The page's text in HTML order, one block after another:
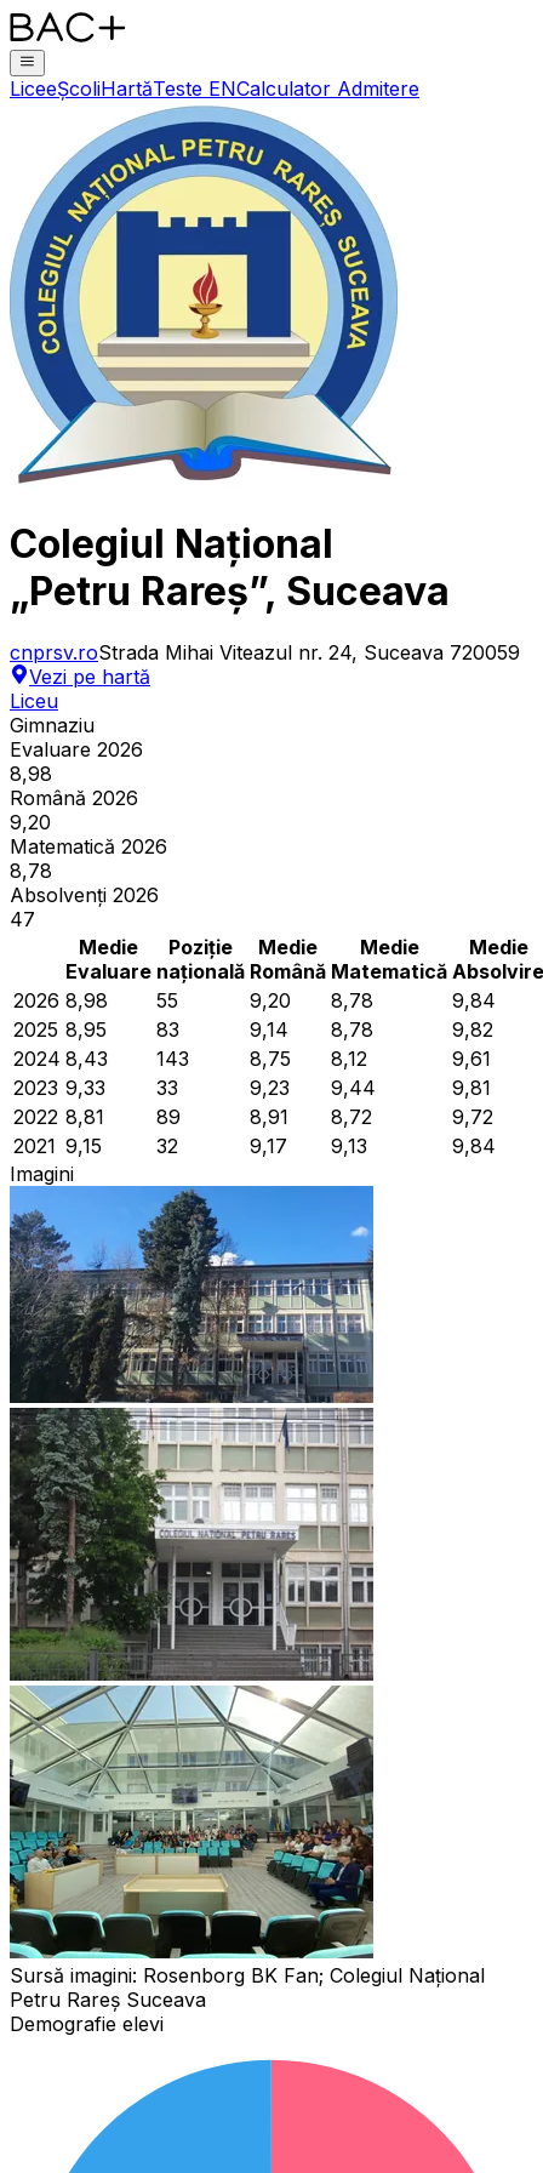
LiceeȘcoliHartăTeste ENCalculator Admitere
Colegiul Național
„Petru Rareș”, Suceava
cnprsv.roStrada Mihai Viteazul nr. 24, Suceava 720059
Vezi pe hartă
Liceu
Gimnaziu
Evaluare 2026
8,98
Română 2026
9,20
Matematică 2026
8,78
Absolvenți 2026
47
Medie
Evaluare
Poziție
națională
Medie
Română
Medie
Matematică
Medie
Absolvire
2026 8,98 55 9,20 8,78
9,84
2025 8,95 83 9,14 8,78
9,82
2024 8,43 143 8,75 8,12
9,61
2023 9,33 33 9,23 9,44
9,81
2022 8,81 89 8,91 8,72
9,72
2021 9,15 32 9,17 9,13
9,84
Imagini
Sursă imagini: Rosenborg BK Fan; Colegiul Național
Petru Rareș Suceava
Demografie elevi